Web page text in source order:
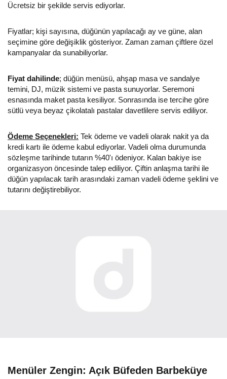
Ücretsiz bir şekilde servis ediyorlar.
Fiyatlar; kişi sayısına, düğünün yapılacağı ay ve güne, alan
seçimine göre değişiklik gösteriyor. Zaman zaman çiftlere özel
kampanyalar da sunabiliyorlar.
Fiyat dahilinde; düğün menüsü, ahşap masa ve sandalye
temini, DJ, müzik sistemi ve pasta sunuyorlar. Seremoni
esnasında maket pasta kesiliyor. Sonrasında ise tercihe göre
sütlü veya beyaz çikolatalı pastalar davetlilere servis ediliyor.
Ödeme Seçenekleri: Tek ödeme ve vadeli olarak nakit ya da
kredi kartı ile ödeme kabul ediyorlar. Vadeli olma durumunda
sözleşme tarihinde tutarın %40'ı ödeniyor. Kalan bakiye ise
organizasyon öncesinde talep ediliyor. Çiftin anlaşma tarihi ile
düğün yapılacak tarih arasındaki zaman vadeli ödeme şeklini ve
tutarını değiştirebiliyor.
Menüler Zengin: Açık Büfeden Barbeküye